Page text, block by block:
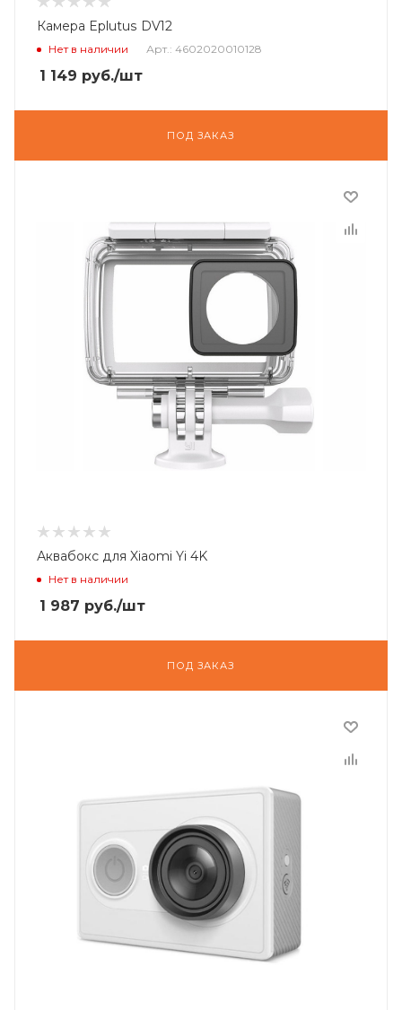
Камера Eplutus DV12
Нет в наличии Арт.: 4602020010128
1 149 руб./шт
ПОД ЗАКАЗ
Аквабокс для Xiaomi Yi 4K
Нет в наличии
1 987 руб./шт
ПОД ЗАКАЗ